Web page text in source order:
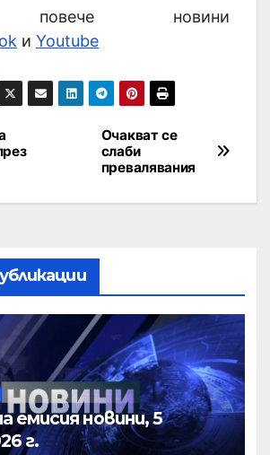
повече новини
и Youtube
Очакват се
слаби
превалявания
емисия новини, 5
г.